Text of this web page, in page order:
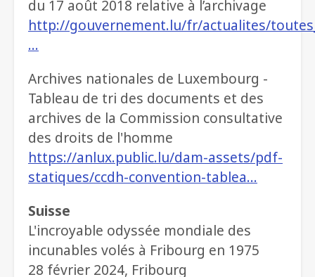
du 17 août 2018 relative à l’archivage
http://gouvernement.lu/fr/actualites/
…
Archives nationales de Luxembourg -
Tableau de tri des documents et des
archives de la Commission consultative
des droits de l'homme
https://anlux.public.lu/dam-assets/pdf-
statiques/ccdh-convention-tablea…
Suisse
L'incroyable odyssée mondiale des
incunables volés à Fribourg en 1975
28 février 2024, Fribourg